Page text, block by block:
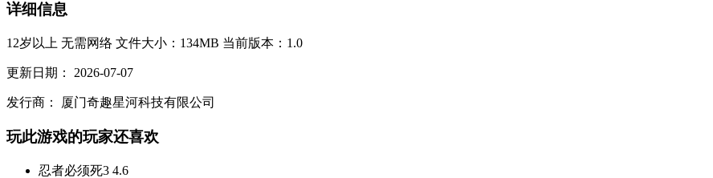
详细信息
12岁以上 无需网络 文件大小：134MB 当前版本：1.0
更新日期： 2026-07-07
发行商： 厦门奇趣星河科技有限公司
玩此游戏的玩家还喜欢
忍者必须死3 4.6